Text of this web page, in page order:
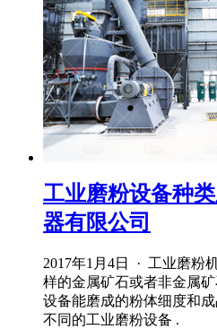
工业磨粉设备种
器有限公司
2017年1月4日 · 工业磨粉
样的金属矿石或者非金属
设备能磨成的粉体细度和
不同的工业磨粉设备 .